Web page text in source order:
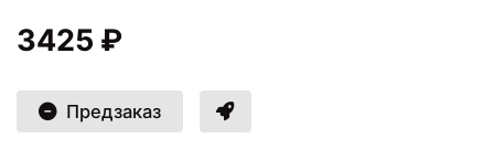
3425 ₽
Предзаказ